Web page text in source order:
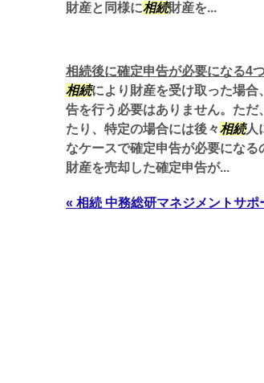
財産と同様に相続財産を...
相続後に確定申告が必要になる4
相続により財産を受け取った場合、
告を行う必要はありません。ただ、
たり、特定の場合には後々相続人
なケースで確定申告が必要にな
財産を売却した確定申告が...
« 相続 中務総研マネジメントサポ